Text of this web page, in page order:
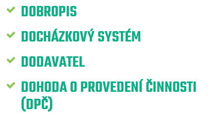
DOBROPIS
DOCHÁZKOVÝ SYSTÉM
DODAVATEL
DOHODA O PROVEDENÍ ČINNOSTI
(DPČ)